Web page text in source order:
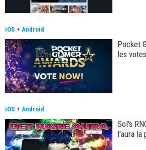
iOS + Android
Pocket
les
iOS + Android
Sol's
l'aura la